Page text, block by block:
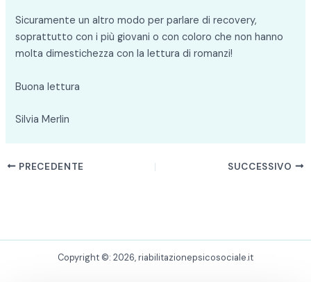
Sicuramente un altro modo per parlare di recovery,
soprattutto con i più giovani o con coloro che non hanno
molta dimestichezza con la lettura di romanzi!
Buona lettura
Silvia Merlin
PRECEDENTE SUCCESSIVO
Copyright ©: 2026, riabilitazionepsicosociale.it